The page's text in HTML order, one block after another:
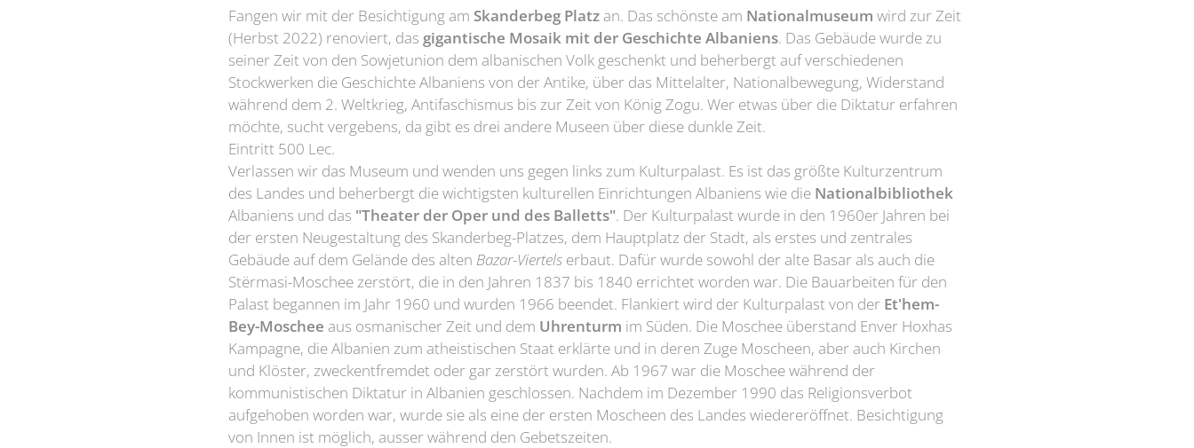
Fangen wir mit der Besichtigung am Skanderbeg Platz an. Das schönste am Nationalmuseum wird zur Zeit
(Herbst 2022) renoviert, das gigantische Mosaik mit der Geschichte Albaniens. Das Gebäude wurde zu
seiner Zeit von den Sowjetunion dem albanischen Volk geschenkt und beherbergt auf verschiedenen
Stockwerken die Geschichte Albaniens von der Antike, über das Mittelalter, Nationalbewegung, Widerstand
während dem 2. Weltkrieg, Antifaschismus bis zur Zeit von König Zogu. Wer etwas über die Diktatur erfahren
möchte, sucht vergebens, da gibt es drei andere Museen über diese dunkle Zeit.
Eintritt 500 Lec.
Verlassen wir das Museum und wenden uns gegen links zum Kulturpalast. Es ist das größte Kulturzentrum
des Landes und beherbergt die wichtigsten kulturellen Einrichtungen Albaniens wie die Nationalbibliothek
Albaniens und das "Theater der Oper und des Balletts". Der Kulturpalast wurde in den 1960er Jahren bei
der ersten Neugestaltung des Skanderbeg-Platzes, dem Hauptplatz der Stadt, als erstes und zentrales
Gebäude auf dem Gelände des alten Bazar-Viertels erbaut. Dafür wurde sowohl der alte Basar als auch die
Stërmasi-Moschee zerstört, die in den Jahren 1837 bis 1840 errichtet worden war. Die Bauarbeiten für den
Palast begannen im Jahr 1960 und wurden 1966 beendet. Flankiert wird der Kulturpalast von der Et'hem-
Bey-Moschee aus osmanischer Zeit und dem Uhrenturm im Süden. Die Moschee überstand Enver Hoxhas
Kampagne, die Albanien zum atheistischen Staat erklärte und in deren Zuge Moscheen, aber auch Kirchen
und Klöster, zweckentfremdet oder gar zerstört wurden. Ab 1967 war die Moschee während der
kommunistischen Diktatur in Albanien geschlossen. Nachdem im Dezember 1990 das Religionsverbot
aufgehoben worden war, wurde sie als eine der ersten Moscheen des Landes wiedereröffnet. Besichtigung
von Innen ist möglich, ausser während den Gebetszeiten.